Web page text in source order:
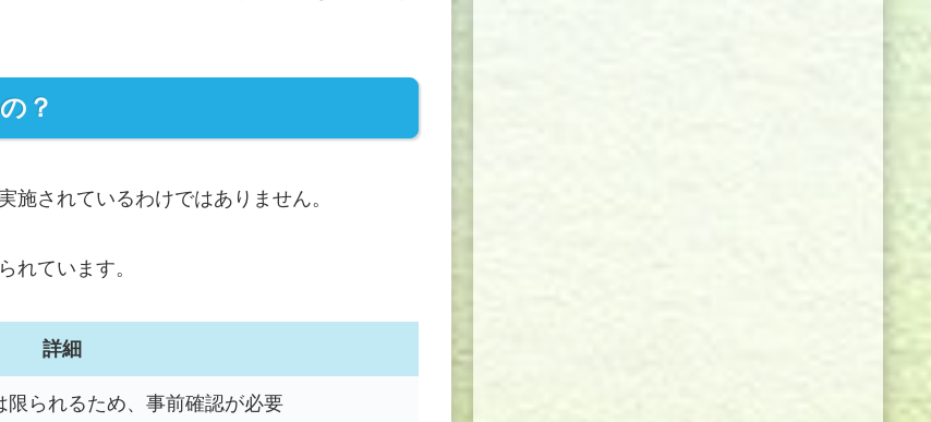
？
施されているわけではありません。
れています。
詳細
られるため、事前確認が必要